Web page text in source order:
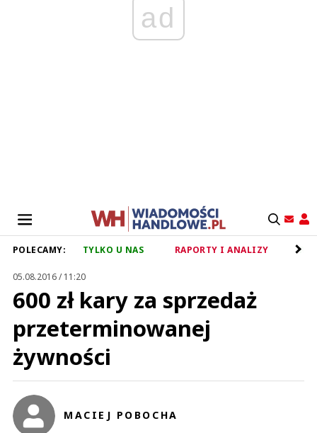
ad
POLECAMY: TYLKO U NAS RAPORTY I ANALIZY
05.08.2016 / 11:20
600 zł kary za sprzedaż
przeterminowanej
żywności
MACIEJ POBOCHA